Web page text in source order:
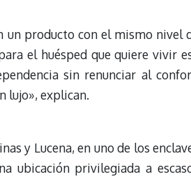
un producto con el mismo nivel
el huésped que quiere vivir
sin renunciar al
lujo», explican.
y Lucena, en uno de los
ubicación privilegiada a